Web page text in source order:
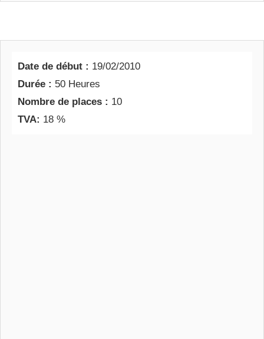
Date de début : 19/02/2010
Durée : 50 Heures
Nombre de places : 10
TVA: 18 %